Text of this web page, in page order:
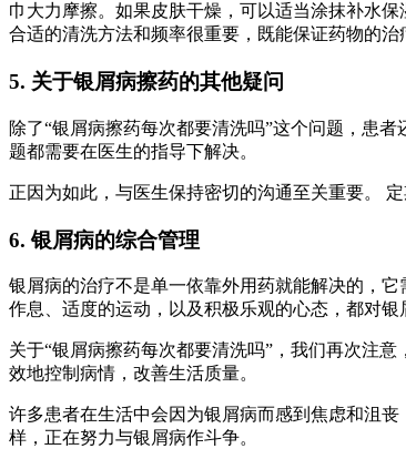
巾大力摩擦。如果皮肤干燥，可以适当涂抹补水
合适的清洗方法和频率很重要，既能保证药物的治
5. 关于银屑病擦药的其他疑问
除了“银屑病擦药每次都要清洗吗”这个问题，患
题都需要在医生的指导下解决。
正因为如此，与医生保持密切的沟通至关重要。
6. 银屑病的综合管理
银屑病的治疗不是单一依靠外用药就能解决的，
作息、适度的运动，以及积极乐观的心态，都对银
关于“银屑病擦药每次都要清洗吗”，我们再次注
效地控制病情，改善生活质量。
许多患者在生活中会因为银屑病而感到焦虑和沮
样，正在努力与银屑病作斗争。